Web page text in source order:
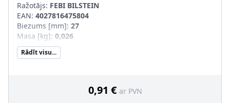
Ražotājs: FEBI BILSTEIN
EAN: 4027816475804
Biezums [mm]: 27
Masa [kg]: 0,026
Materiāls:Gumija
Iekšējais diametrs [mm]
Rādīt visu...
0,91 € ar PVN